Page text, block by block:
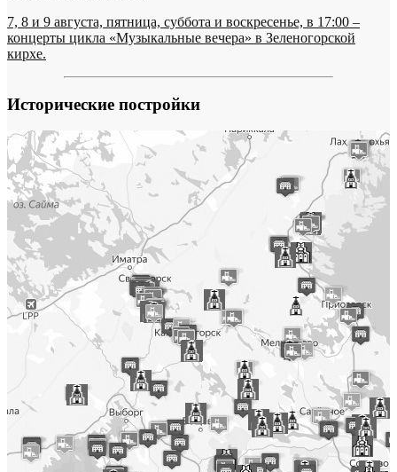
7, 8 и 9 августа, пятница, суббота и воскресенье, в 17:00 –
концерты цикла «Музыкальные вечера» в Зеленогорской
кирхе.
Исторические постройки